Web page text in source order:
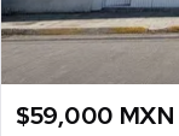
$59,000 MXN